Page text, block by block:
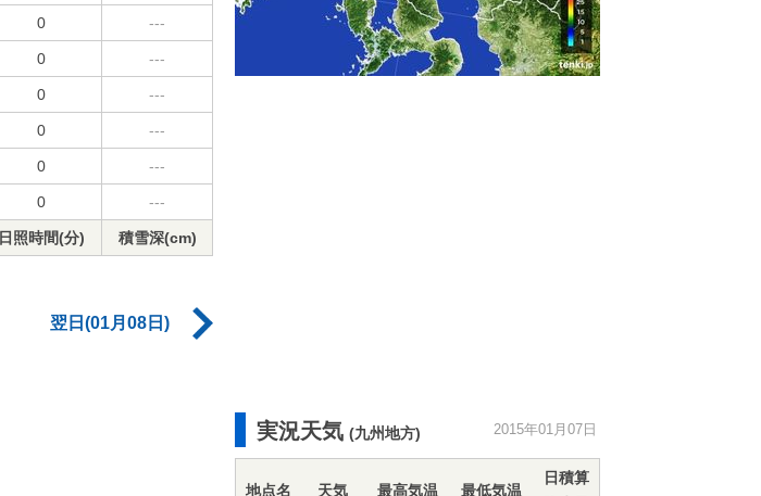
0 ---
0 ---
0 ---
0 ---
0 ---
0 ---
日照時間(分) 積雪深(cm)
翌日(01月08日)
実況天気 (九州地方) 2015年01月07日
地点名 天気 最高気温 最低気温
日積算